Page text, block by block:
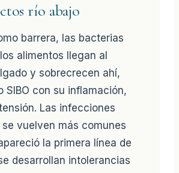
río abajo
barrera, las bacterias
alimentos llegan al
y sobrecrecen ahí,
SIBO con su inflamación,
Las infecciones
vuelven más comunes
la primera línea de
desarrollan intolerancias